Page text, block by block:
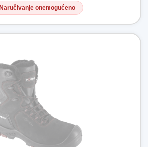
Naručivanje onemogućeno